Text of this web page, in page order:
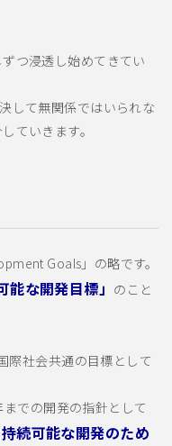
つ浸透し始めてきてい
して無関係ではいられな
ていきます。
Goals」の略です。
能な開発目標」 のこと
際社会共通の目標として
での開発の指針として
続可能な開発のため